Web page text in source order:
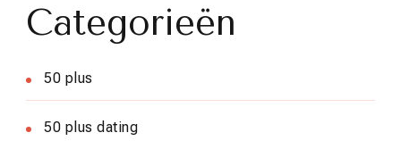
Categorieën
50 plus
50 plus dating